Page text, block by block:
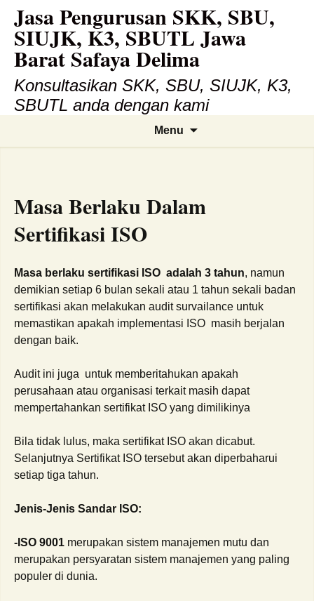
content
Jasa Pengurusan SKK, SBU,
SIUJK, K3, SBUTL Jawa
Barat Safaya Delima
Konsultasikan SKK, SBU, SIUJK, K3,
SBUTL anda dengan kami
Menu
Masa Berlaku Dalam
Sertifikasi ISO
Masa berlaku sertifikasi ISO adalah 3 tahun, namun
demikian setiap 6 bulan sekali atau 1 tahun sekali badan
sertifikasi akan melakukan audit survailance untuk
memastikan apakah implementasi ISO masih berjalan
dengan baik.
Audit ini juga untuk memberitahukan apakah
perusahaan atau organisasi terkait masih dapat
mempertahankan sertifikat ISO yang dimilikinya
Bila tidak lulus, maka sertifikat ISO akan dicabut.
Selanjutnya Sertifikat ISO tersebut akan diperbaharui
setiap tiga tahun.
Jenis-Jenis Sandar ISO:
-ISO 9001 merupakan sistem manajemen mutu dan
merupakan persyaratan sistem manajemen yang paling
populer di dunia.